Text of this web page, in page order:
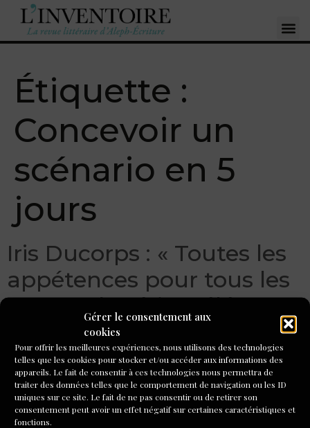
Gérer le consentement aux
cookies
Pour offrir les meilleures expériences, nous utilisons des technologies
telles que les cookies pour stocker et/ou accéder aux informations des
appareils. Le fait de consentir à ces technologies nous permettra de
traiter des données telles que le comportement de navigation ou les ID
uniques sur ce site. Le fait de ne pas consentir ou de retirer son
consentement peut avoir un effet négatif sur certaines caractéristiques et
fonctions.
Étiquette :
Concevoir un
scénario en 5
jours
Iris Ducorps : « Toutes les
appétences pour tous les
genres de séries télé sont
dans la nature »